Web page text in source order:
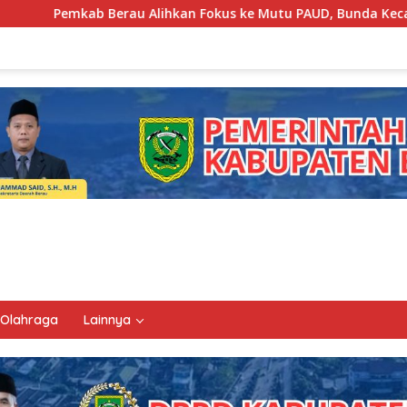
Pemkab Berau Alihkan Fokus ke Mutu PAUD, Bunda
Olahraga Lainnya